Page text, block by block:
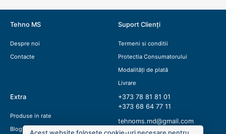
Tehno MS
Despre noi
Contacte
Suport Clienți
Termeni si conditii
Protectia Consumatorului
Modalități de plată
Livrare
Extra
Produse in rate
Blog
+373 78 81 81 01
+373 68 64 77 11
tehnoms.md@gmail.com